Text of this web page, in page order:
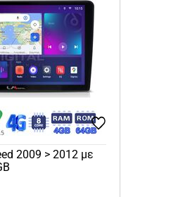
2009 > 2012 με